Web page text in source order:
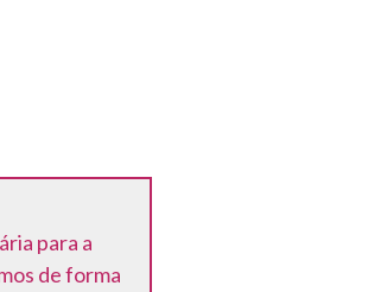
para a
de forma